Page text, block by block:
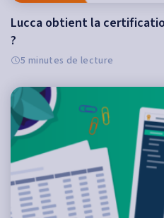
Lucca obtient la
?
5 minutes de lecture